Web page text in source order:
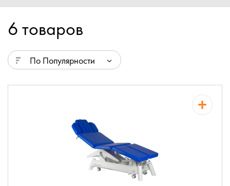
6 товаров
По Популярности